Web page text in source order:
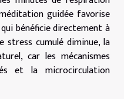
guidée favorise
bénéficie directement à
stress cumulé diminue, la
car les mécanismes
et la microcirculation